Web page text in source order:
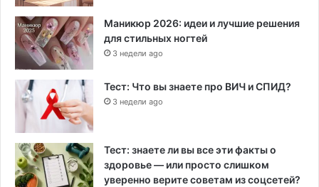
Маникюр 2026: идеи и лучшие решения
для стильных ногтей
3 недели ago
Тест: Что вы знаете про ВИЧ и СПИД?
3 недели ago
Тест: знаете ли вы все эти факты о
здоровье — или просто слишком
уверенно верите советам из соцсетей?